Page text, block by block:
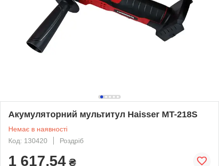
Акумуляторний мультитул Haisser MT-218S
Немає в наявності
Код: 130420
Роздріб
1 617,54 ₴